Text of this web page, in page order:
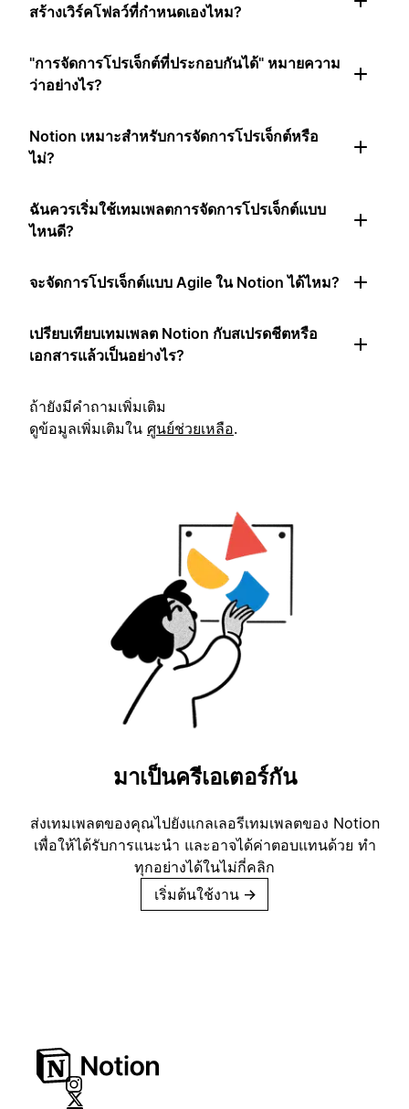
สร้างเวิร์คโฟลว์ที่กำหนดเองไหม?
"การจัดการโปรเจ็กต์ที่ประกอบกันได้" หมายความ
ว่าอย่างไร?
Notion เหมาะสำหรับการจัดการโปรเจ็กต์หรือ
ไม่?
ฉันควรเริ่มใช้เทมเพลตการจัดการโปรเจ็กต์แบบ
ไหนดี?
จะจัดการโปรเจ็กต์แบบ Agile ใน Notion ได้ไหม?
เปรียบเทียบเทมเพลต Notion กับสเปรดชีตหรือ
เอกสารแล้วเป็นอย่างไร?
ถ้ายังมีคำถามเพิ่มเติม
ดูข้อมูลเพิ่มเติมใน ศูนย์ช่วยเหลือ.
มาเป็นครีเอเตอร์กัน
ส่งเทมเพลตของคุณไปยังแกลเลอรีเทมเพลตของ Notion
เพื่อให้ได้รับการแนะนำ และอาจได้ค่าตอบแทนด้วย ทำ
ทุกอย่างได้ในไม่กี่คลิก
เริ่มต้นใช้งาน →